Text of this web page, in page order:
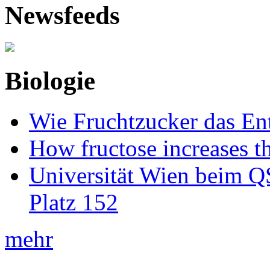
Newsfeeds
Biologie
Wie Fruchtzucker das
How fructose increases
Universität Wien beim
Platz 152
mehr